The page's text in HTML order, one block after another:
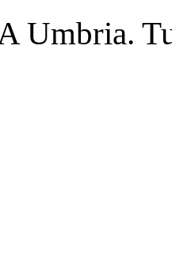
Umbria.